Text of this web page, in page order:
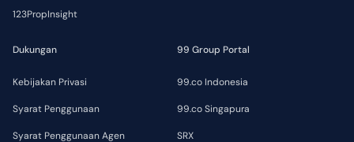
123PropInsight
Dukungan
Kebijakan Privasi
Syarat Penggunaan
Syarat Penggunaan Agen
99 Group Portal
99.co Indonesia
99.co Singapura
SRX